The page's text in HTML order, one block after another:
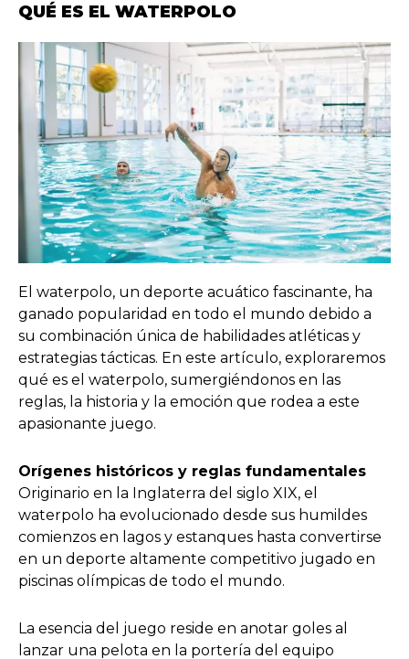
QUÉ ES EL WATERPOLO
El waterpolo, un deporte acuático fascinante, ha
ganado popularidad en todo el mundo debido a
su combinación única de habilidades atléticas y
estrategias tácticas. En este artículo, exploraremos
qué es el waterpolo, sumergiéndonos en las
reglas, la historia y la emoción que rodea a este
apasionante juego.
Orígenes históricos y reglas fundamentales
Originario en la Inglaterra del siglo XIX, el
waterpolo ha evolucionado desde sus humildes
comienzos en lagos y estanques hasta convertirse
en un deporte altamente competitivo jugado en
piscinas olímpicas de todo el mundo.
La esencia del juego reside en anotar goles al
lanzar una pelota en la portería del equipo